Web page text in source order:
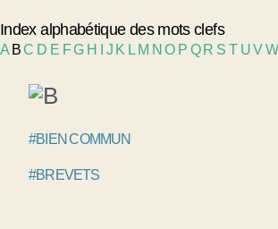
Index alphabétique des mots clefs
A BC D E FG H J K L M NO P Q R S T UVW
#BIEN COMMUN
#BREVETS